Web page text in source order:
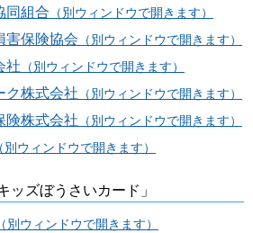
同組合 （別ウィンドウで開きます）
害保険協会 （別ウィンドウで開きます）
社 （別ウィンドウで開きます）
ク株式会社 （別ウィンドウで開きます）
険株式会社 （別ウィンドウで開きます）
別ウィンドウで開きます）
ッズぼうさいカード」
（別ウィンドウで開きます）